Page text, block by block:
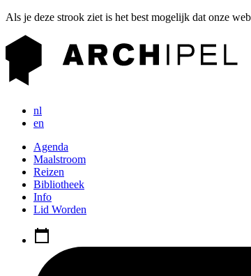
Als je deze strook ziet is het best mogelijk dat onze
nl
en
Agenda
Maalstroom
Reizen
Bibliotheek
Info
Lid Worden